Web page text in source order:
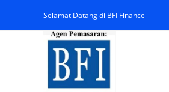
Selamat Datang di BFI Finance